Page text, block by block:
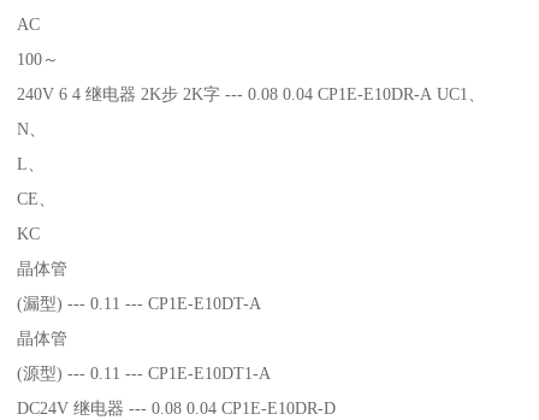
AC
100～
240V 6 4 继电器 2K步 2K字 --- 0.08 0.04 CP1E-E10DR-A UC1、
N、
L、
CE、
KC
晶体管
(漏型) --- 0.11 --- CP1E-E10DT-A
晶体管
(源型) --- 0.11 --- CP1E-E10DT1-A
DC24V 继电器 --- 0.08 0.04 CP1E-E10DR-D